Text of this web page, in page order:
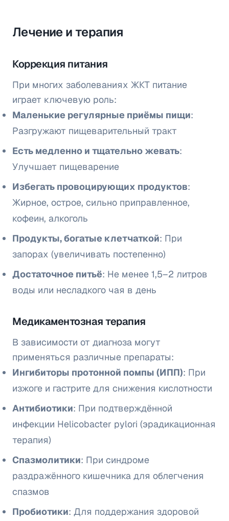
Лечение и терапия
Коррекция питания
При многих заболеваниях ЖКТ питание
играет ключевую роль:
Маленькие регулярные приёмы пищи:
Разгружают пищеварительный тракт
Есть медленно и тщательно жевать:
Улучшает пищеварение
Избегать провоцирующих продуктов:
Жирное, острое, сильно приправленное,
кофеин, алкоголь
Продукты, богатые клетчаткой: При
запорах (увеличивать постепенно)
Достаточное питьё: Не менее 1,5–2 литров
воды или несладкого чая в день
Медикаментозная терапия
В зависимости от диагноза могут
применяться различные препараты:
Ингибиторы протонной помпы (ИПП): При
изжоге и гастрите для снижения кислотности
Антибиотики: При подтверждённой
инфекции Helicobacter pylori (эрадикационная
терапия)
Спазмолитики: При синдроме
раздражённого кишечника для облегчения
спазмов
Пробиотики: Для поддержания здоровой